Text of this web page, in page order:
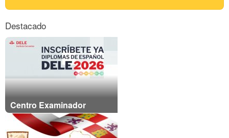
Destacado
Centro Examinador